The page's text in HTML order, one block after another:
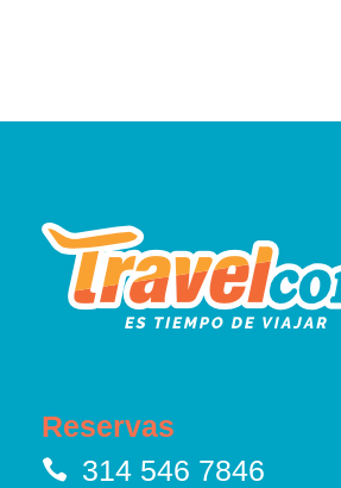
Reservas
314 546 7846